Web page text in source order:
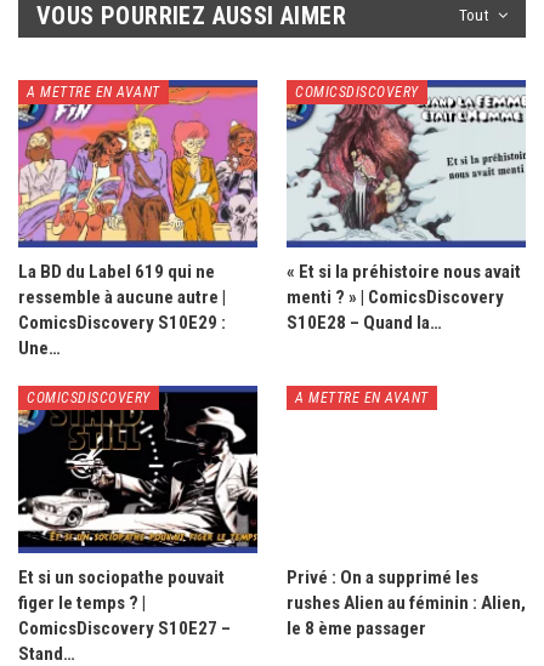
Tout
VOUS POURRIEZ AUSSI AIMER
A METTRE EN AVANT
La BD du Label 619 qui ne
ressemble à aucune autre |
ComicsDiscovery S10E29 :
Une…
COMICSDISCOVERY
« Et si la préhistoire nous avait
menti ? » | ComicsDiscovery
S10E28 – Quand la…
COMICSDISCOVERY
Et si un sociopathe pouvait
figer le temps ? |
ComicsDiscovery S10E27 –
Stand…
A METTRE EN AVANT
Privé : On a supprimé les
rushes Alien au féminin : Alien,
le 8 ème passager